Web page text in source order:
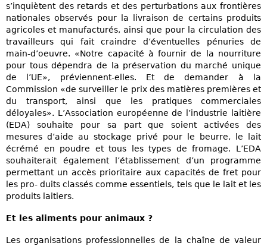
s’inquiètent des retards et des perturbations aux frontières
nationales observés pour la livraison de certains produits
agricoles et manufacturés, ainsi que pour la circulation des
travailleurs qui fait craindre d’éventuelles pénuries de
main-d’oeuvre. «Notre capacité à fournir de la nourriture
pour tous dépendra de la préservation du marché unique
de l’UE», préviennent-elles. Et de demander à la
Commission «de surveiller le prix des matières premières et
du transport, ainsi que les pratiques commerciales
déloyales». L’Association européenne de l’industrie laitière
(EDA) souhaite pour sa part que soient activées des
mesures d’aide au stockage privé pour le beurre, le lait
écrémé en poudre et tous les types de fromage. L’EDA
souhaiterait également l’établissement d’un programme
permettant un accès prioritaire aux capacités de fret pour
les pro- duits classés comme essentiels, tels que le lait et les
produits laitiers.
Et les aliments pour animaux ?
Les organisations professionnelles de la chaîne de valeur